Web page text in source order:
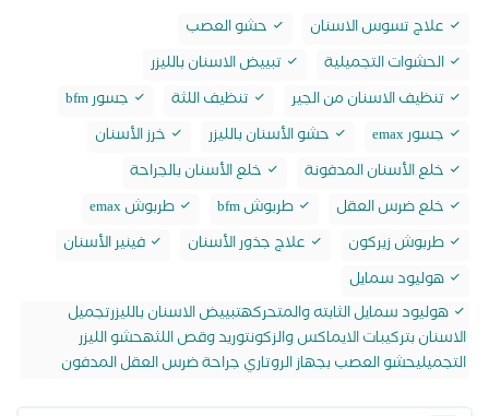
علاج تسوس الاسنان
حشو العصب
الحشوات التجميلية
تبييض الاسنان بالليزر
تنظيف الاسنان من الجير
تنظيف اللثة
جسور bfm
جسور emax
حشو الأسنان بالليزر
خرز الأسنان
خلع الأسنان المدفونة
خلع الأسنان بالجراحة
خلع ضرس العقل
طربوش bfm
طربوش emax
طربوش زيركون
علاج جذور الأسنان
فينير الأسنان
هوليود سمايل
هوليود سمايل الثابته والمتحركهتبييض الاسنان بالليزرتجميل
الاسنان بتركيبات الايماكس والزكونتوريد وقص اللثهحشو الليزر
التجميليحشو العصب بجهاز الروتاري جراحة ضرس العقل المدفون